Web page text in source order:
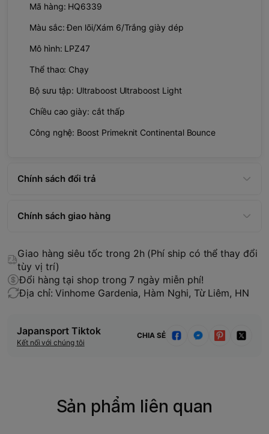
Mã hàng: HQ6339
Màu sắc: Đen lõi/Xám 6/Trắng giày dép
Mô hình: LPZ47
Thể thao: Chạy
Bộ sưu tập: Ultraboost Ultraboost Light
Chiều cao giày: cắt thấp
Công nghệ: Boost Primeknit Continental Bounce
Chính sách đổi trả
Chính sách giao hàng
Giao hàng siêu tốc trong 2h (Phí ship có thể thay đổi
tùy vị trí)
Đổi hàng tại shop trong 7 ngày miễn phí!
Địa chỉ: Vinhome Gardenia, Hàm Nghi, Từ Liêm, HN
Japansport Tiktok
Kết nối với chúng tôi
CHIA SẺ
Sản phẩm liên quan